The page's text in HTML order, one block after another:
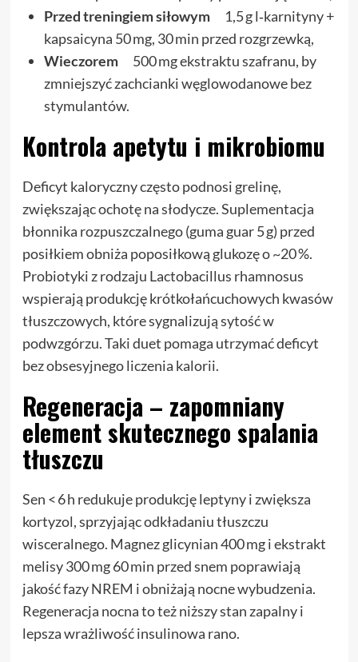
Przed treningiem siłowym1,5 g l‑karnityny +
kapsaicyna 50 mg, 30 min przed rozgrzewką,
Wieczorem500 mg ekstraktu szafranu, by
zmniejszyć zachcianki węglowodanowe bez
stymulantów.
Kontrola apetytu i mikrobiomu
Deficyt kaloryczny często podnosi grelinę,
zwiększając ochotę na słodycze. Suplementacja
błonnika rozpuszczalnego (guma guar 5 g) przed
posiłkiem obniża poposiłkową glukozę o ~20 %.
Probiotyki z rodzaju Lactobacillus rhamnosus
wspierają produkcję krótkołańcuchowych kwasów
tłuszczowych, które sygnalizują sytość w
podwzgórzu. Taki duet pomaga utrzymać deficyt
bez obsesyjnego liczenia kalorii.
Regeneracja – zapomniany
element skutecznego spalania
tłuszczu
Sen < 6 h redukuje produkcję leptyny i zwiększa
kortyzol, sprzyjając odkładaniu tłuszczu
wisceralnego. Magnez glicynian 400 mg i ekstrakt
melisy 300 mg 60 min przed snem poprawiają
jakość fazy NREM i obniżają nocne wybudzenia.
Regeneracja nocna to też niższy stan zapalny i
lepsza wrażliwość insulinowa rano.